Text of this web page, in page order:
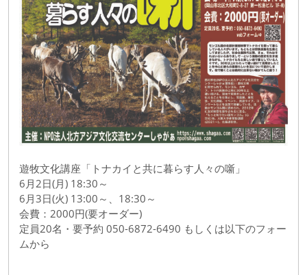
化
講
座・
そ
の
2
遊牧文化講座「トナカイと共に暮らす人々の噺」
6月2日(月) 18:30～
6月3日(火) 13:00～、18:30～
会費：2000円(要オーダー)
定員20名・要予約 050-6872-6490 もしくは以下のフォー
ムから